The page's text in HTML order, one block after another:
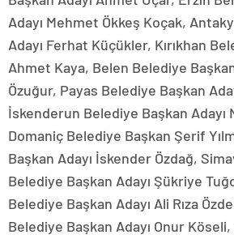
Adayı Mehmet Ökkeş Koçak,
Adayı Ferhat Küçükler, Kırıkhan
Ahmet Kaya, Belen Belediye
Özuğur, Payas Belediye Başkan
İskenderun Belediye Başkan Adayı
Domaniç Belediye Başkan Şerif
Başkan Adayı İskender Özdağ,
Belediye Başkan Adayı Şükriye
Belediye Başkan Adayı Ali Rıza
Belediye Başkan Adayı Onur